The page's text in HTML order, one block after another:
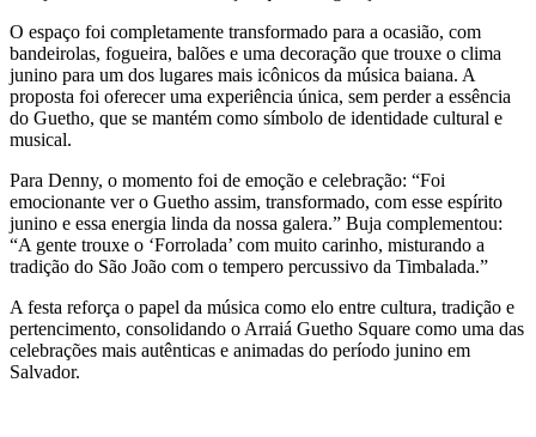
O espaço foi completamente transformado para a ocasião, com
bandeirolas, fogueira, balões e uma decoração que trouxe o clima
junino para um dos lugares mais icônicos da música baiana. A
proposta foi oferecer uma experiência única, sem perder a essência
do Guetho, que se mantém como símbolo de identidade cultural e
musical.
Para Denny, o momento foi de emoção e celebração: “Foi
emocionante ver o Guetho assim, transformado, com esse espírito
junino e essa energia linda da nossa galera.” Buja complementou:
“A gente trouxe o ‘Forrolada’ com muito carinho, misturando a
tradição do São João com o tempero percussivo da Timbalada.”
A festa reforça o papel da música como elo entre cultura, tradição e
pertencimento, consolidando o Arraiá Guetho Square como uma das
celebrações mais autênticas e animadas do período junino em
Salvador.